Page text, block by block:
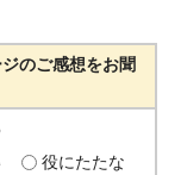
のご感想をお聞
役にたたな